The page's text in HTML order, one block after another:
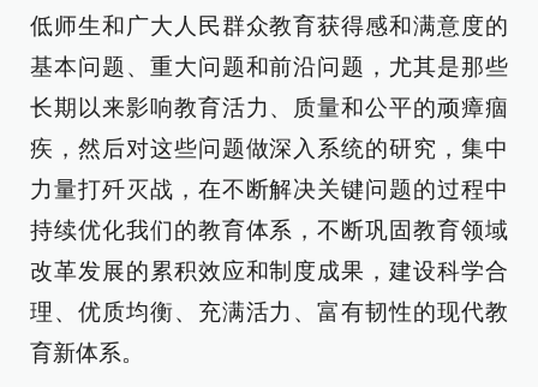
低师生和广大人民群众教育获得感和满意度的
基本问题、重大问题和前沿问题，尤其是那些
长期以来影响教育活力、质量和公平的顽瘴痼
疾，然后对这些问题做深入系统的研究，集中
力量打歼灭战，在不断解决关键问题的过程中
持续优化我们的教育体系，不断巩固教育领域
改革发展的累积效应和制度成果，建设科学合
理、优质均衡、充满活力、富有韧性的现代教
育新体系。